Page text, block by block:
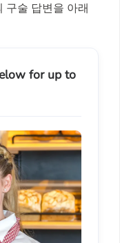
구술 답변을 아래
for up to